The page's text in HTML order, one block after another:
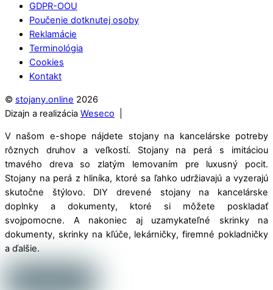
GDPR-OOU
Poučenie dotknutej osoby
Reklamácie
Terminológia
Cookies
Kontakt
© stojany.online 2026
Dizajn a realizácia Weseco
V našom e-shope nájdete stojany na kancelárske potreby
rôznych druhov a veľkostí. Stojany na perá s imitáciou
tmavého dreva so zlatým lemovaním pre luxusný pocit.
Stojany na perá z hliníka, ktoré sa ľahko udržiavajú a vyzerajú
skutočne štýlovo. DIY drevené stojany na kancelárske
doplnky a dokumenty, ktoré si môžete poskladať
svojpomocne. A nakoniec aj uzamykateľné skrinky na
dokumenty, skrinky na kľúče, lekárničky, firemné pokladničky
a ďalšie.